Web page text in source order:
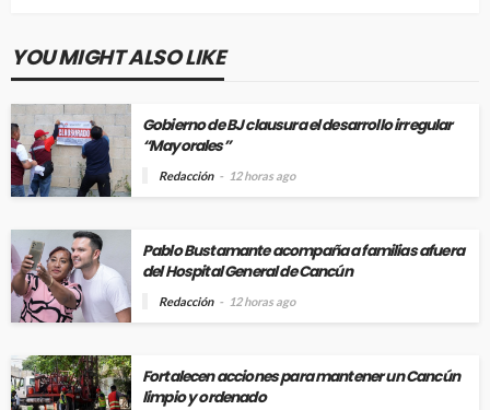
YOU MIGHT ALSO LIKE
Gobierno de BJ clausura el desarrollo irregular
“Mayorales”
Redacción 12 horas ago
Pablo Bustamante acompaña a familias afuera
del Hospital General de Cancún
Redacción 12 horas ago
Fortalecen acciones para mantener un Cancún
limpio y ordenado